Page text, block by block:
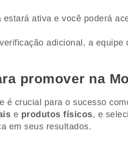
ativa e você poderá
adicional, a equipe
promover na
é crucial para o sucesso
e produtos físicos, e
em seus resultados.